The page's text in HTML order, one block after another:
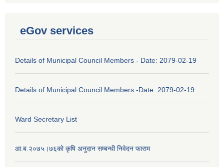
eGov services
Details of Municipal Council Members - Date: 2079-02-19
Details of Municipal Council Members -Date: 2079-02-19
Ward Secretary List
आ.ब.२०७५।७६को कृषि अनुदान सम्बन्धी निवेदन फाराम